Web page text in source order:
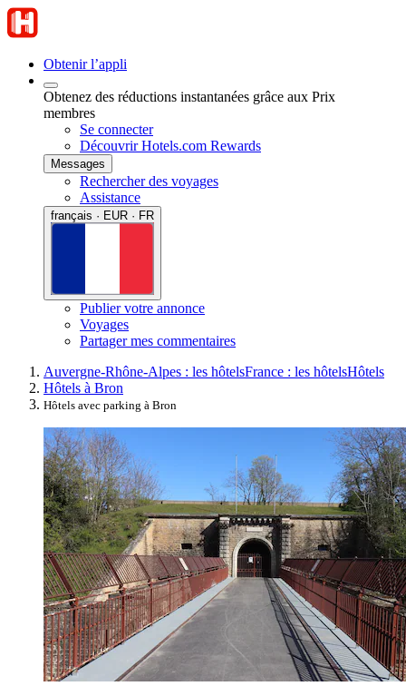
Obtenir l’appli
Obtenez des réductions instantanées grâce aux Prix
membres
Se connecter
Découvrir Hotels.com Rewards
Messages
Rechercher des voyages
Assistance
français · EUR · FR
Publier votre annonce
Voyages
Partager mes commentaires
Auvergne-Rhône-Alpes : les hôtelsFrance : les hôtelsHôtels
Hôtels à Bron
Hôtels avec parking à Bron